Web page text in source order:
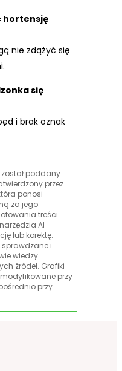
hortensję
nie zdążyć się
się
i brak oznak
został poddany
przez
ponosi
za jego
treści
AI
lub korektę.
i
wiedzy
źródeł. Grafiki
przy
przy